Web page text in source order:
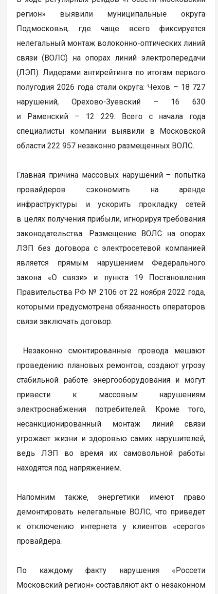
регион» выявили муниципальные округа
Подмосковья, где чаще всего фиксируется
нелегальный монтаж волоконно-оптических линий
связи (ВОЛС) на опорах линий электропередачи
(ЛЭП). Лидерами антирейтинга по итогам первого
полугодия 2026 года стали округа: Чехов – 18 727
нарушений, Орехово-Зуевский – 16 630
и Раменский – 12 229. Всего с начала года
специалисты компании выявили в Московской
области 222 957 незаконно размещенных ВОЛС.
Главная причина массовых нарушений – попытка
провайдеров сэкономить на аренде
инфраструктуры и ускорить прокладку сетей
в целях получения прибыли, игнорируя требования
законодательства. Размещение ВОЛС на опорах
ЛЭП без договора с электросетевой компанией
является прямым нарушением Федерального
закона «О связи» и пункта 19 Постановления
Правительства РФ № 2106 от 22 ноября 2022 года,
которыми предусмотрена обязанность операторов
связи заключать договор.
Незаконно смонтированные провода мешают
проведению плановых ремонтов, создают угрозу
стабильной работе энергооборудования и могут
привести к массовым нарушениям
электроснабжения потребителей. Кроме того,
несанкционированный монтаж линий связи
угрожает жизни и здоровью самих нарушителей,
ведь ЛЭП во время их самовольной работы
находятся под напряжением.
Напомним также, энергетики имеют право
демонтировать нелегальные ВОЛС, что приведет
к отключению интернета у клиентов «серого»
провайдера.
По каждому факту нарушения «Россети
Московский регион» составляют акт о незаконном